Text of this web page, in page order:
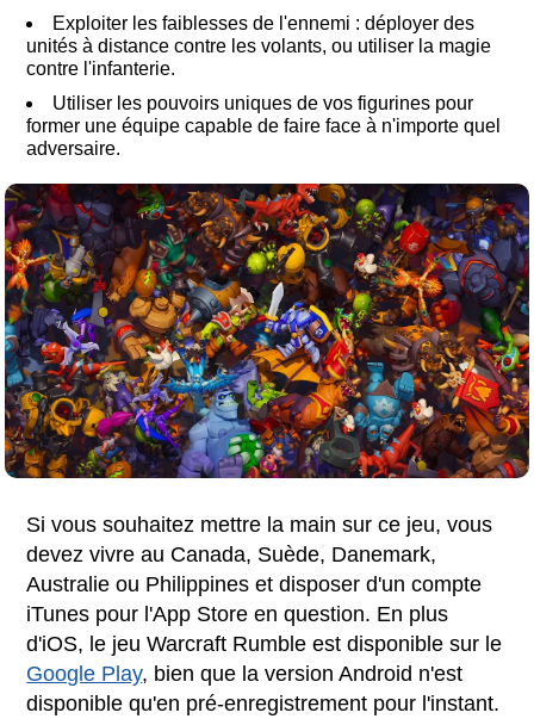
Exploiter les faiblesses de l'ennemi : déployer des
unités à distance contre les volants, ou utiliser la magie
contre l'infanterie.
Utiliser les pouvoirs uniques de vos figurines pour
former une équipe capable de faire face à n'importe quel
adversaire.
Si vous souhaitez mettre la main sur ce jeu, vous
devez vivre au Canada, Suède, Danemark,
Australie ou Philippines et disposer d'un compte
iTunes pour l'App Store en question. En plus
d'iOS, le jeu Warcraft Rumble est disponible sur le
Google Play, bien que la version Android n'est
disponible qu'en pré-enregistrement pour l'instant.